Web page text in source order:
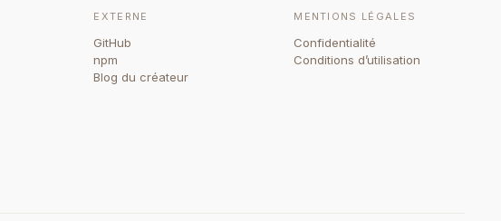
EXTERNE
GitHub
npm
Blog du créateur
MENTIONS LÉGALES
Confidentialité
Conditions d’utilisation